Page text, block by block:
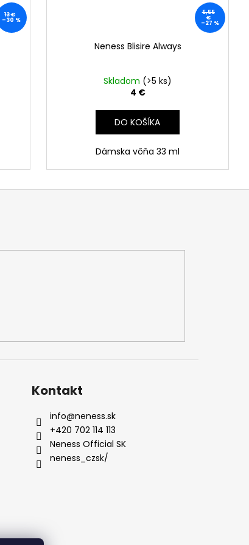
13 €
–30 %
5,55
€
–27 %
Neness Blisire Always
Skladom (>5 ks)
4 €
DO KOŠÍKA
Dámska vôňa 33 ml
Kontakt
info@neness.sk
+420 702 114 113
Neness Official SK
neness_czsk/